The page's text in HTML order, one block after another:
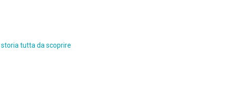
tutta da scoprire